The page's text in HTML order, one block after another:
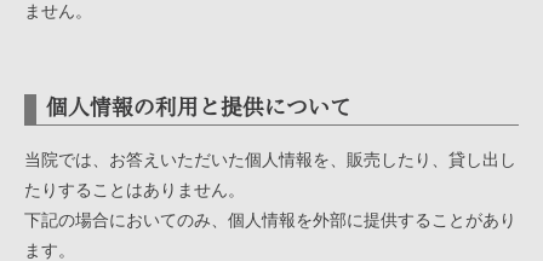
ません。
個人情報の利用と提供について
当院では、お答えいただいた個人情報を、販売したり、貸し出し
たりすることはありません。
下記の場合においてのみ、個人情報を外部に提供することがあり
ます。